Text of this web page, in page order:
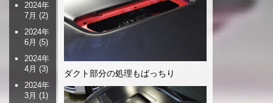
ダクト部分の処理もばっちり
2024年
7月 (2)
2024年
6月 (5)
2024年
4月 (3)
2024年
3月 (1)